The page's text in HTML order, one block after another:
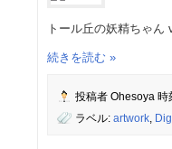
トール丘の妖精ちゃん
続きを読む »
投稿者 Ohesoya 時
ラベル: artwork